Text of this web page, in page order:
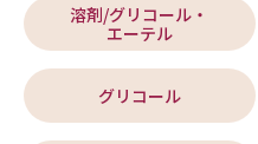
溶剤/グリコール・
エーテル
グリコール